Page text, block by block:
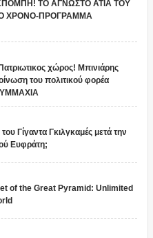
ΤΟ ΑΓΝΩΣΤΟ ΑΤΙΑ ΤΟΥ
ΧΡΟΝΟ-ΠΡΟΓΡΑΜΜΑ
χώρος! Μπινιάρης
του πολιτικού φορέα
Γίγαντα Γκιλγκαμές μετά την
Ευφράτη;
of the Great Pyramid: Unlimited